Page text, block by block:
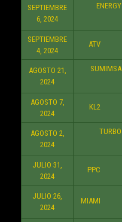
SEPTIEMBRE
6, 2024
ENERGY
SEPTIEMBRE
4, 2024
ATV
AGOSTO 21,
2024
SUMIMSA
AGOSTO 7,
2024
KL2
AGOSTO 2,
2024
TURBO
JULIO 31,
2024
PPC
JULIO 26,
2024
MIAMI